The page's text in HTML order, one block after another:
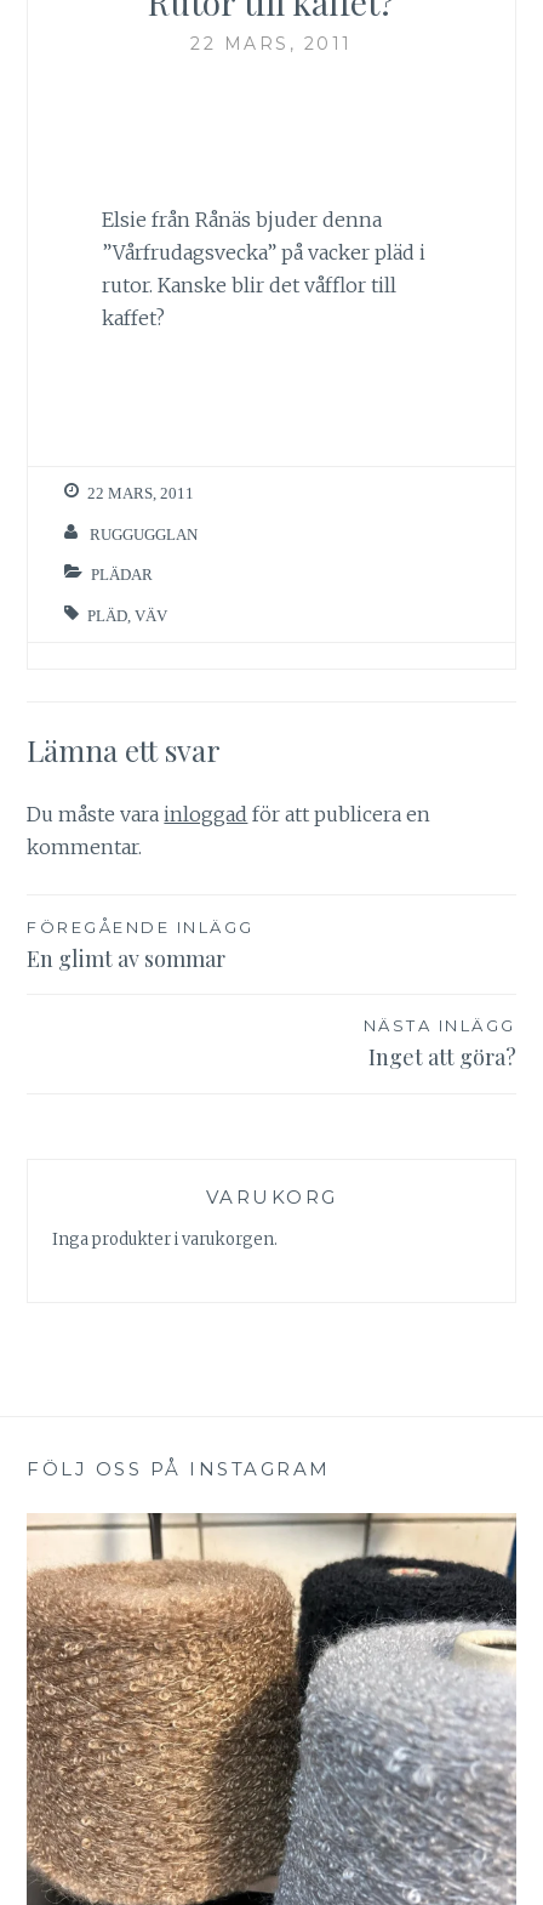
22 MARS, 2011
Elsie från Rånäs bjuder denna
”Vårfrudagsvecka” på vacker pläd i
rutor. Kanske blir det våfflor till
kaffet?
22 MARS, 2011
RUGGUGGLAN
PLÄDAR
PLÄD ,VÄV
Lämna ett svar
Du måste vara inloggad för att publicera en
kommentar.
Inläggsnavigering
FÖREGÅENDE INLÄGG
En glimt av sommar
NÄSTA INLÄGG
Inget att göra?
VARUKORG
Inga produkter i varukorgen.
FÖLJ OSS PÅ INSTAGRAM